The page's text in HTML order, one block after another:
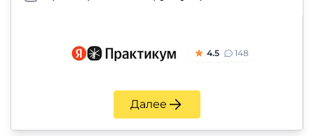
4.5 148
Далее